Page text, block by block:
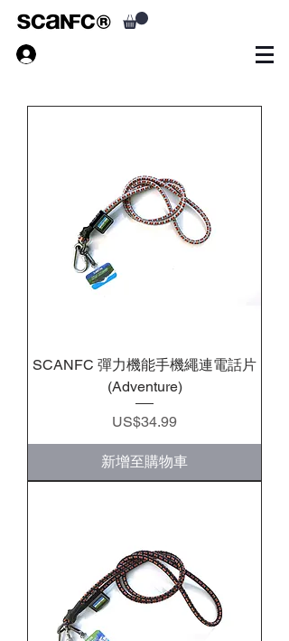
SCANFC 彈力機能手機繩連電話片
(Adventure)
價格
US$34.99
新增至購物車